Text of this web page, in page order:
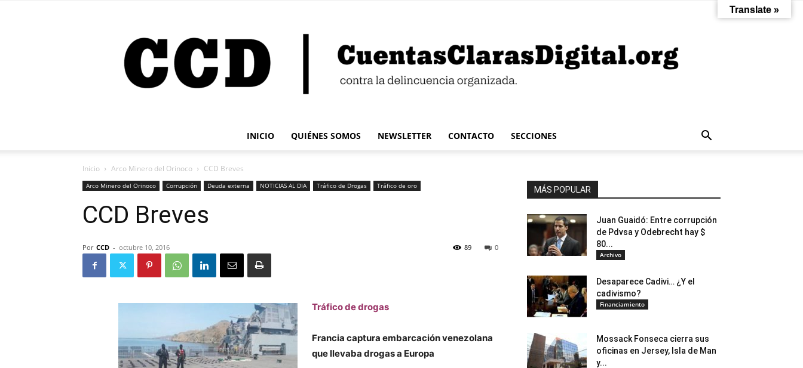
INICIO QUIÉNES SOMOS NEWSLETTER CONTACTO SECCIONES
Inicio Arco Minero del Orinoco CCD Breves
Arco Minero del Orinoco Corrupción Deuda externa NOTICIAS AL DIA Tráfico de Drogas Tráfico de oro
CCD Breves
Por CCD - octubre 10, 2016 0
89
Tráfico de drogas
Francia captura embarcación venezolana
que llevaba drogas a Europa
MÁS POPULAR
Juan Guaidó: Entre corrupción
de Pdvsa y Odebrecht hay $
80...
Archivo
Desaparece Cadivi… ¿Y el
cadivismo?
Financiamiento
Mossack Fonseca cierra sus
oficinas en Jersey, Isla de Man
y...
Translate »